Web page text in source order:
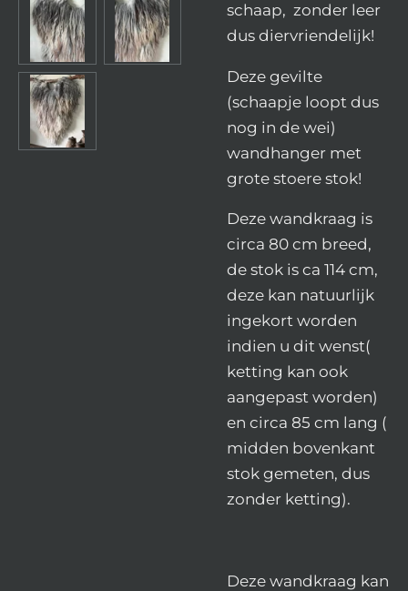
schaap, zonder leer
dus diervriendelijk!
Deze gevilte
(schaapje loopt dus
nog in de wei)
wandhanger met
grote stoere stok!
Deze wandkraag is
circa 80 cm breed,
de stok is ca 114 cm,
deze kan natuurlijk
ingekort worden
indien u dit wenst(
ketting kan ook
aangepast worden)
en circa 85 cm lang (
midden bovenkant
stok gemeten, dus
zonder ketting).
Deze wandkraag kan